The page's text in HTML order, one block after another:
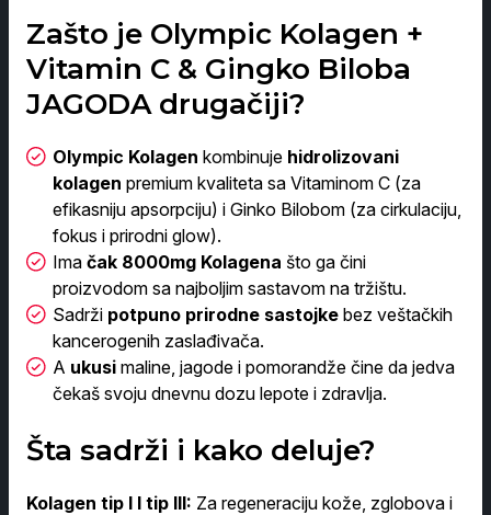
Zašto je Olympic Kolagen +
Vitamin C & Gingko Biloba
JAGODA drugačiji?
Olympic Kolagen kombinuje hidrolizovani
kolagen premium kvaliteta sa Vitaminom C (za
efikasniju apsorpciju) i Ginko Bilobom (za cirkulaciju,
fokus i prirodni glow).
Ima čak 8000mg Kolagena što ga čini
proizvodom sa najboljim sastavom na tržištu.
Sadrži potpuno prirodne sastojke bez veštačkih
kancerogenih zaslađivača.
A ukusi maline, jagode i pomorandže čine da jedva
čekaš svoju dnevnu dozu lepote i zdravlja.
Šta sadrži i kako deluje?
Kolagen tip I I tip III: Za regeneraciju kože, zglobova i